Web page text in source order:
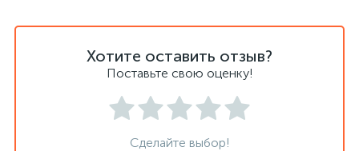
Хотите оставить отзыв?
Поставьте свою оценку!
Сделайте выбор!